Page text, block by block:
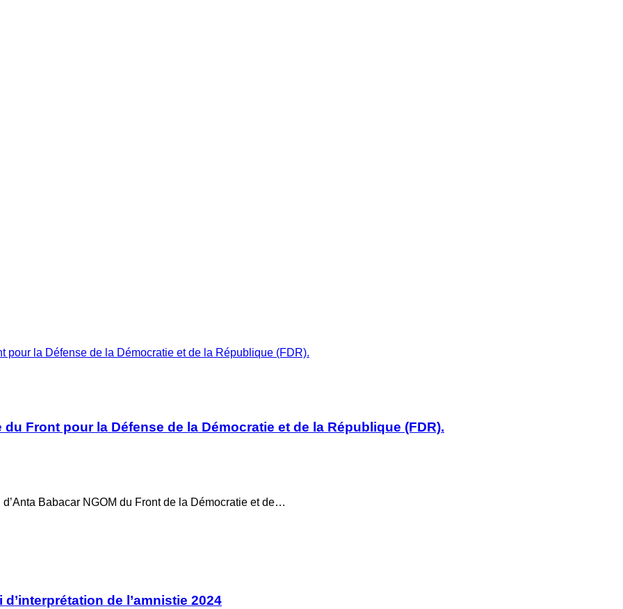
pour la Défense de la Démocratie et de la République (FDR).
Front pour la Défense de la Démocratie et de la République (FDR).
Babacar NGOM du Front de la Démocratie et de…
de l’amnistie 2024